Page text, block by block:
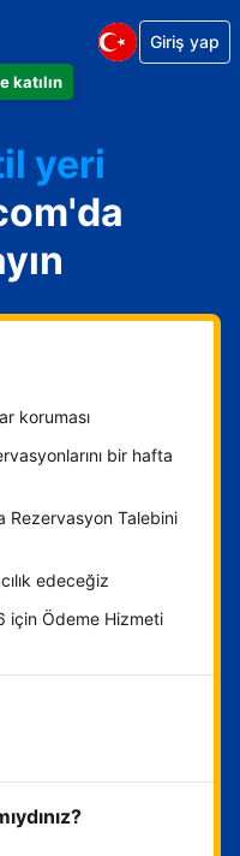
katılın
Giriş yap
yeri
tesisinizi
koruması
bir hafta
Rezervasyon Talebini
edeceğiz
için Ödeme Hizmeti